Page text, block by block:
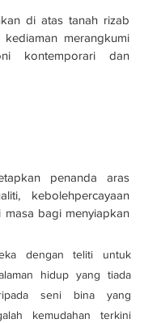
di atas tanah rizab
kediaman merangkumi
kontemporari dan
penanda aras
kebolehpercayaan
masa bagi menyiapkan
dengan teliti untuk
hidup yang tiada
seni bina yang
kemudahan terkini